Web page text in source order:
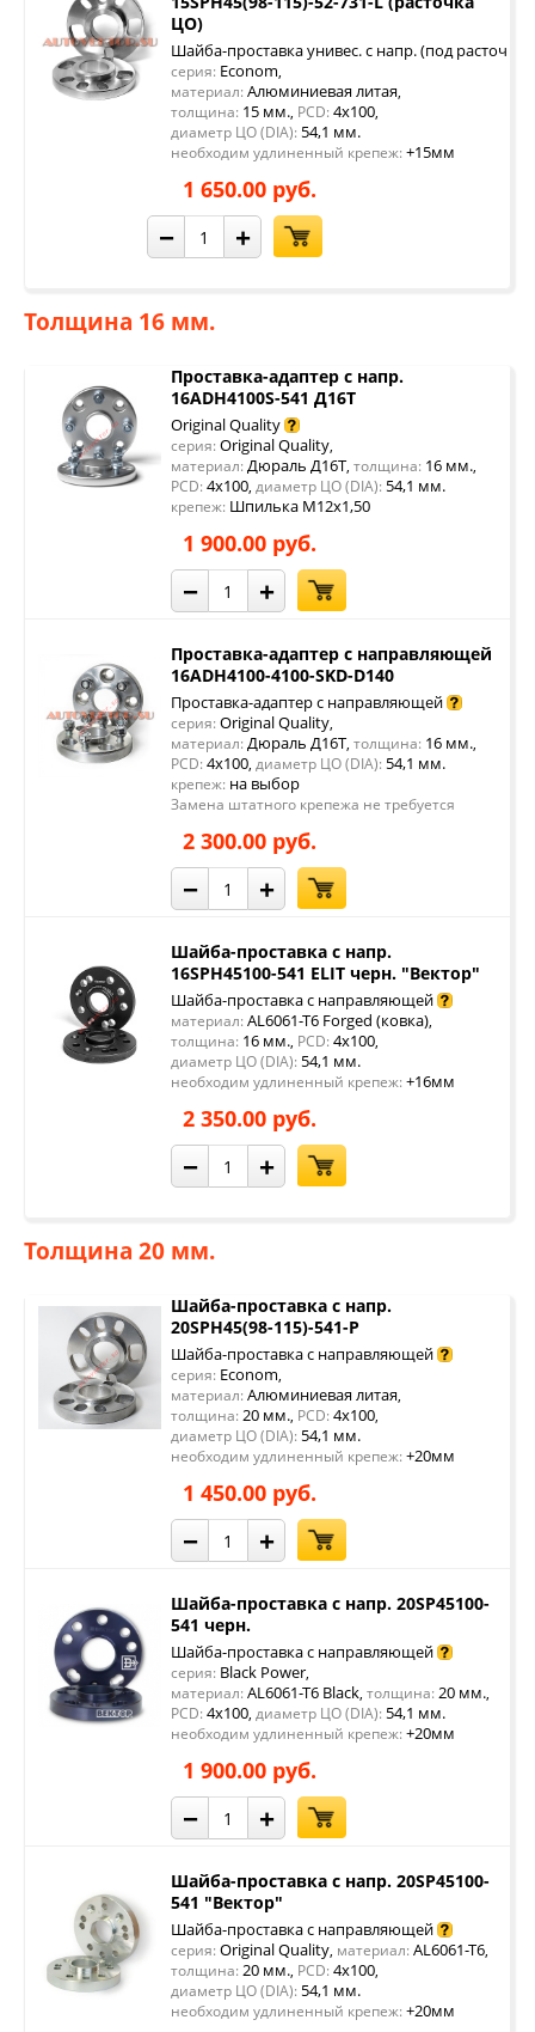
ЦО)
Шайба-проставка унивес. с напр. (под расточку
серия: Econom,
материал: Алюминиевая литая,
толщина: 15 мм., PCD: 4x100,
диаметр ЦО (DIA): 54,1 мм.
необходим удлиненный крепеж: +15мм
1 650.00 руб.
− +
Толщина 16 мм.
Проставка-адаптер с напр.
16ADH4100S-541 Д16Т
Original Quality
серия: Original Quality,
материал: Дюраль Д16Т, толщина: 16 мм.,
PCD: 4x100, диаметр ЦО (DIA): 54,1 мм.
крепеж: Шпилька М12х1,50
1 900.00 руб.
− +
Проставка-адаптер с направляющей
16ADH4100-4100-SKD-D140
Проставка-адаптер с направляющей
серия: Original Quality,
материал: Дюраль Д16Т, толщина: 16 мм.,
PCD: 4x100, диаметр ЦО (DIA): 54,1 мм.
крепеж: на выбор
Замена штатного крепежа не требуется
2 300.00 руб.
− +
Шайба-проставка с напр.
16SPH45100-541 ELIT черн. "Вектор"
Шайба-проставка с направляющей
материал: AL6061-T6 Forged (ковка),
толщина: 16 мм., PCD: 4x100,
диаметр ЦО (DIA): 54,1 мм.
необходим удлиненный крепеж: +16мм
2 350.00 руб.
− +
Толщина 20 мм.
Шайба-проставка с напр.
20SPH45(98-115)-541-P
Шайба-проставка с направляющей
серия: Econom,
материал: Алюминиевая литая,
толщина: 20 мм., PCD: 4x100,
диаметр ЦО (DIA): 54,1 мм.
необходим удлиненный крепеж: +20мм
1 450.00 руб.
− +
Шайба-проставка с напр. 20SP45100-
541 черн.
Шайба-проставка с направляющей
серия: Black Power,
материал: AL6061-T6 Black, толщина: 20 мм.,
PCD: 4x100, диаметр ЦО (DIA): 54,1 мм.
необходим удлиненный крепеж: +20мм
1 900.00 руб.
− +
Шайба-проставка с напр. 20SP45100-
541 "Вектор"
Шайба-проставка с направляющей
серия: Original Quality, материал: AL6061-T6,
толщина: 20 мм., PCD: 4x100,
диаметр ЦО (DIA): 54,1 мм.
необходим удлиненный крепеж: +20мм